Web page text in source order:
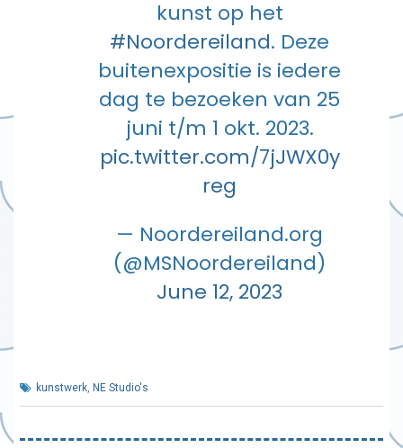
kunst op het
#Noordereiland. Deze
buitenexpositie is iedere
dag te bezoeken van 25
juni t/m 1 okt. 2023.
pic.twitter.com/7jJWX0y
reg
— Noordereiland.org
(@MSNoordereiland)
June 12, 2023
kunstwerk, NE Studio's